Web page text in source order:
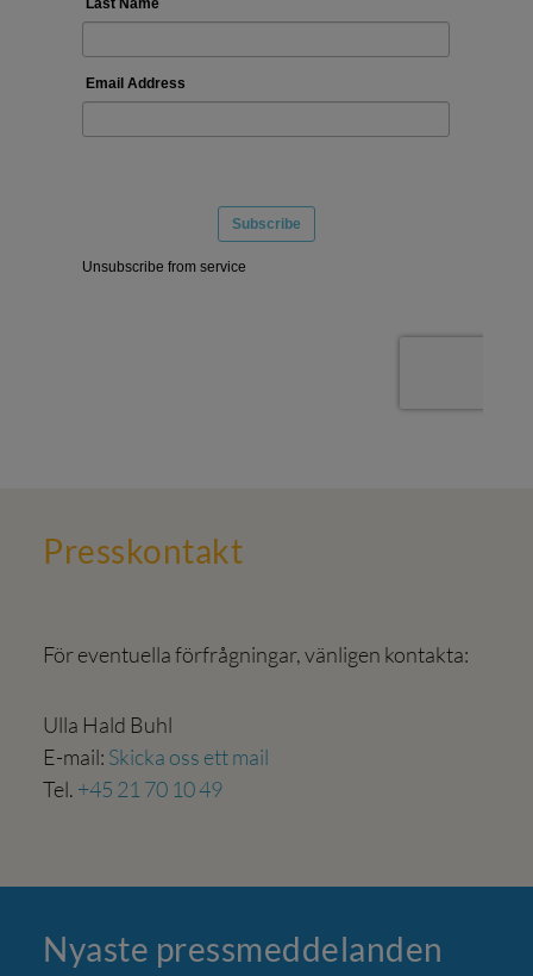
Press­kontakt
För eventuella förfrågningar, vänligen kontakta:
Ulla Hald Buhl
E-mail: Skicka oss ett mail
Tel. +45 21 70 10 49
Nyaste press­meddelanden